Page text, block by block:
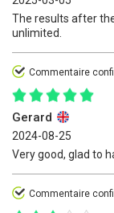
The results after
unlimited.
Commentaire
Gerard
2024-08-25
Very good, glad to
Commentaire